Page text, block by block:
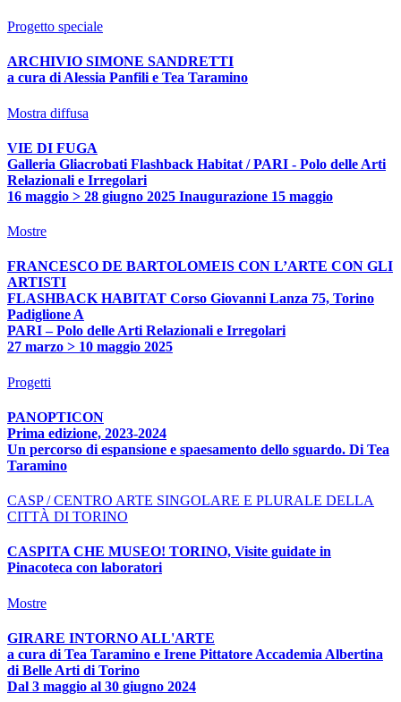
Progetto speciale
ARCHIVIO SIMONE SANDRETTI
a cura di Alessia Panfili e Tea Taramino
Mostra diffusa
VIE DI FUGA
Galleria Gliacrobati Flashback Habitat / PARI - Polo delle Arti
Relazionali e Irregolari
16 maggio > 28 giugno 2025 Inaugurazione 15 maggio
Mostre
FRANCESCO DE BARTOLOMEIS CON L’ARTE CON GLI
ARTISTI
FLASHBACK HABITAT Corso Giovanni Lanza 75, Torino
Padiglione A
PARI – Polo delle Arti Relazionali e Irregolari
27 marzo > 10 maggio 2025
Progetti
PANOPTICON
Prima edizione, 2023-2024
Un percorso di espansione e spaesamento dello sguardo. Di Tea
Taramino
CASP / CENTRO ARTE SINGOLARE E PLURALE DELLA
CITTÀ DI TORINO
CASPITA CHE MUSEO! TORINO, Visite guidate in
Pinacoteca con laboratori
Mostre
GIRARE INTORNO ALL'ARTE
a cura di Tea Taramino e Irene Pittatore Accademia Albertina
di Belle Arti di Torino
Dal 3 maggio al 30 giugno 2024